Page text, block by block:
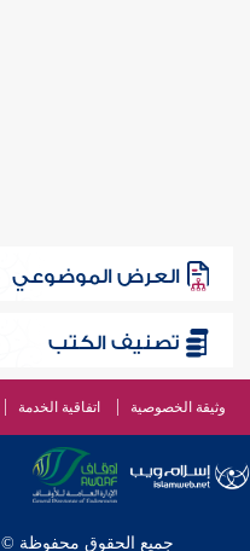
العرض الموضوعي
تصنيف الكتب
وثيقة الخصوصية اتفاقية الخدمة
جميع الحقوق محفوظة © 2026 - 1998 لشبكة إسلام ويب